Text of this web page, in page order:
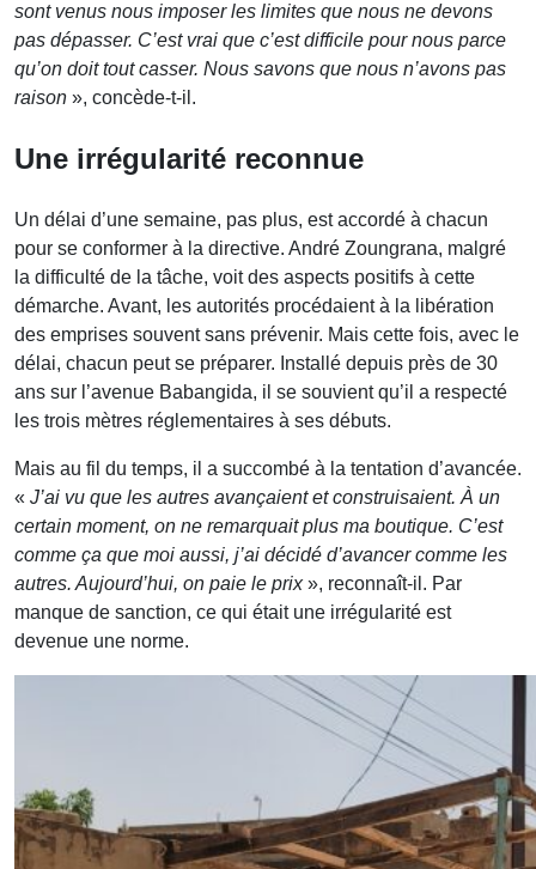
sont venus nous imposer les limites que nous ne devons
pas dépasser. C’est vrai que c’est difficile pour nous parce
qu’on doit tout casser. Nous savons que nous n’avons pas
raison », concède-t-il.
Une irrégularité reconnue
Un délai d’une semaine, pas plus, est accordé à chacun
pour se conformer à la directive. André Zoungrana, malgré
la difficulté de la tâche, voit des aspects positifs à cette
démarche. Avant, les autorités procédaient à la libération
des emprises souvent sans prévenir. Mais cette fois, avec le
délai, chacun peut se préparer. Installé depuis près de 30
ans sur l’avenue Babangida, il se souvient qu’il a respecté
les trois mètres réglementaires à ses débuts.
Mais au fil du temps, il a succombé à la tentation d’avancée.
« J’ai vu que les autres avançaient et construisaient. À un
certain moment, on ne remarquait plus ma boutique. C’est
comme ça que moi aussi, j’ai décidé d’avancer comme les
autres. Aujourd’hui, on paie le prix», reconnaît-il. Par
manque de sanction, ce qui était une irrégularité est
devenue une norme.